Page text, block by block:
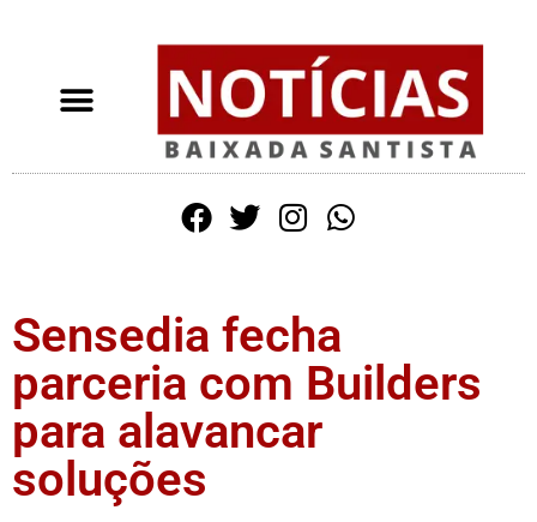
Sensedia fecha
parceria com Builders
para alavancar
soluções